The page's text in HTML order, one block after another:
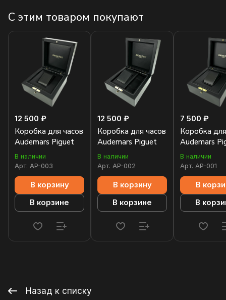
С этим товаром покупают
12 500 ₽
Коробка для часов
Audemars Piguet
В наличии
Арт. AP-003
В корзину
В корзине
12 500 ₽
Коробка для часов
Audemars Piguet
В наличии
Арт. AP-002
В корзину
В корзине
7 500 ₽
Коробка
Audemars
В наличии
Арт. AP-001
В
В
Назад к списку